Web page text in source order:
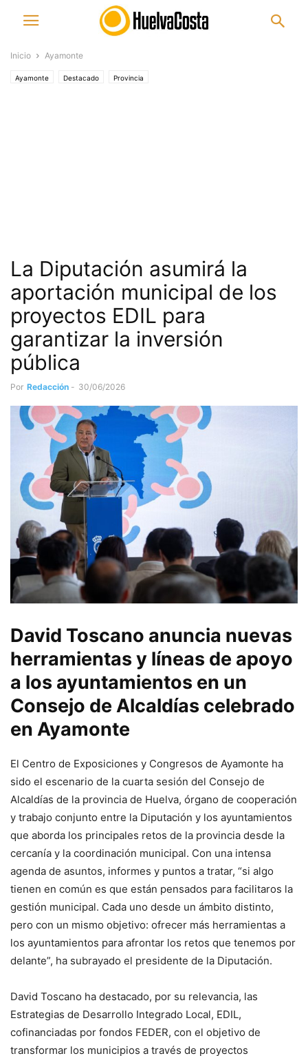
Inicio Ayamonte
Ayamonte Destacado Provincia
La Diputación asumirá la
aportación municipal de los
proyectos EDIL para
garantizar la inversión
pública
Por Redacción - 30/06/2026
David Toscano anuncia nuevas
herramientas y líneas de apoyo
a los ayuntamientos en un
Consejo de Alcaldías celebrado
en Ayamonte
El Centro de Exposiciones y Congresos de Ayamonte ha
sido el escenario de la cuarta sesión del Consejo de
Alcaldías de la provincia de Huelva, órgano de cooperación
y trabajo conjunto entre la Diputación y los ayuntamientos
que aborda los principales retos de la provincia desde la
cercanía y la coordinación municipal. Con una intensa
agenda de asuntos, informes y puntos a tratar, “si algo
tienen en común es que están pensados para facilitaros la
gestión municipal. Cada uno desde un ámbito distinto,
pero con un mismo objetivo: ofrecer más herramientas a
los ayuntamientos para afrontar los retos que tenemos por
delante”, ha subrayado el presidente de la Diputación.
David Toscano ha destacado, por su relevancia, las
Estrategias de Desarrollo Integrado Local, EDIL,
cofinanciadas por fondos FEDER, con el objetivo de
transformar los municipios a través de proyectos